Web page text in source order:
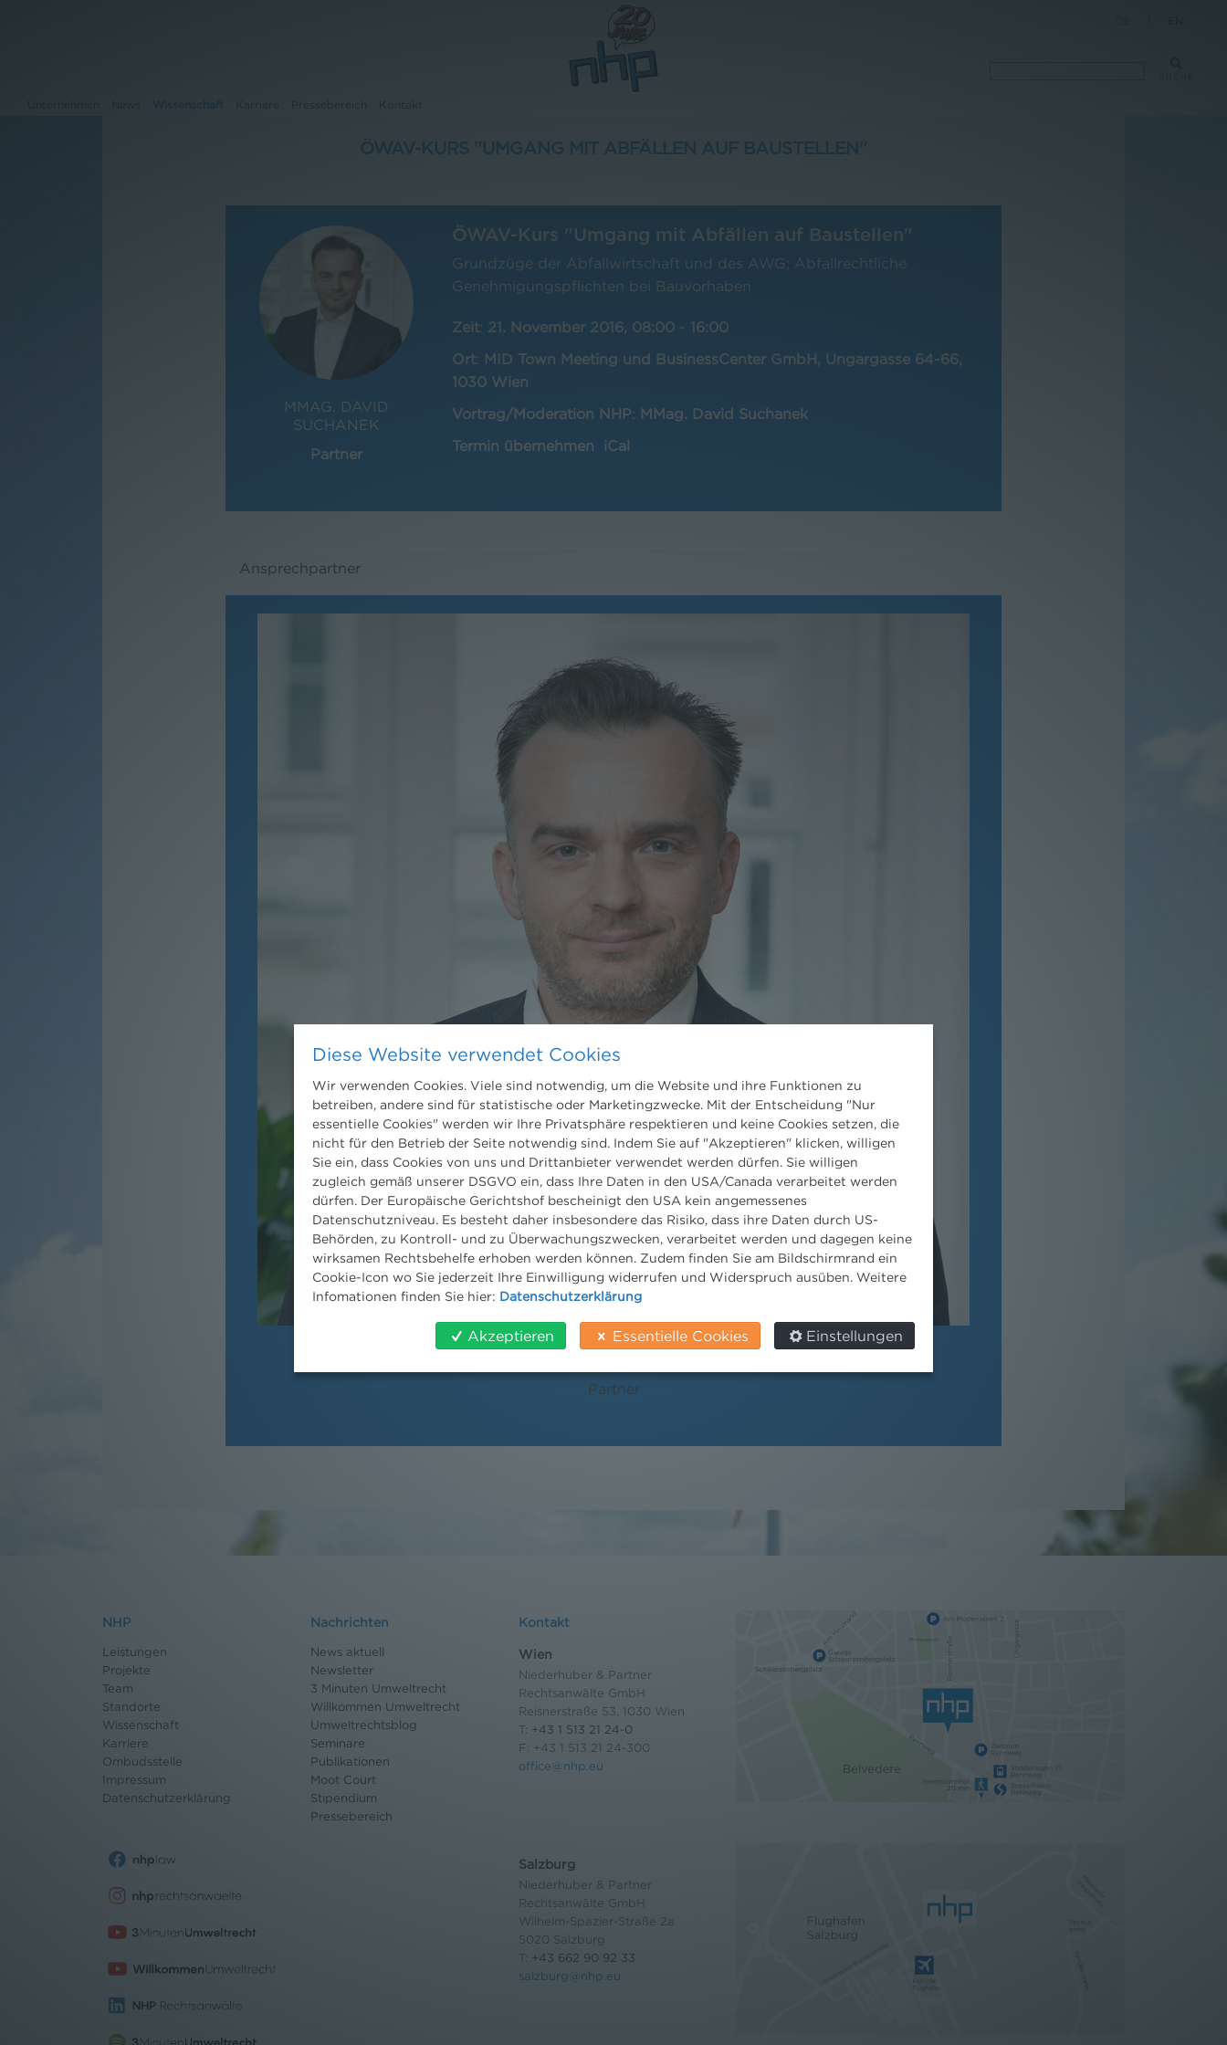
ÖWAV-KURS "UMGANG MIT ABFÄLLEN AUF BAUSTELLEN"
MMAG. DAVID
SUCHANEK
Partner
ÖWAV-Kurs "Umgang mit Abfällen auf Baustellen"
Grundzüge der Abfallwirtschaft und des AWG; Abfallrechtliche
Genehmigungspflichten bei Bauvorhaben
Zeit: 21. November 2016, 08:00- 16:00
Ort: MID Town Meeting und BusinessCenter GmbH, Ungargasse 64-66,
1030 Wien
Vortrag/Moderation NHP: MMag. David Suchanek
Termin übernehmen
iCal
Ansprechpartner
Partner
NHP
Leistungen
Projekte
Team
Standorte
Wissenschaft
Karriere
Ombudsstelle
Impressum
Datenschutzerklärung
Nachrichten
News aktuell
Newsletter
3 Minuten Umweltrecht
Willkommen Umweltrecht
Umweltrechtsblog
Seminare
Publikationen
Moot Court
Stipendium
Pressebereich
Kontakt
Wien
Niederhuber & Partner
Rechtsanwälte GmbH
Reisnerstraße 53, 1030 Wien
T: +43 1 513 21 24-0
F: +43 1 513 21 24-300
office@nhp.eu
Salzburg
Niederhuber & Partner
Rechtsanwälte GmbH
Wilhelm-Spazier-Straße 2a
5020 Salzburg
T: +43 662 90 92 33
salzburg@nhp.eu
Diese Website verwendet Cookies
Wir verwenden Cookies. Viele sind notwendig, um die Website und ihre Funktionen zu
betreiben, andere sind für statistische oder Marketingzwecke. Mit der Entscheidung "Nur
essentielle Cookies" werden wir Ihre Privatsphäre respektieren und keine Cookies setzen, die
nicht für den Betrieb der Seite notwendig sind. Indem Sie auf "Akzeptieren" klicken, willigen
Sie ein, dass Cookies von uns und Drittanbieter verwendet werden dürfen. Sie willigen
zugleich gemäß unserer DSGVO ein, dass Ihre Daten in den USA/Canada verarbeitet werden
dürfen. Der Europäische Gerichtshof bescheinigt den USA kein angemessenes
Datenschutzniveau. Es besteht daher insbesondere das Risiko, dass ihre Daten durch US-
Behörden, zu Kontroll- und zu Überwachungszwecken, verarbeitet werden und dagegen keine
wirksamen Rechtsbehelfe erhoben werden können. Zudem finden Sie am Bildschirmrand ein
Cookie-Icon wo Sie jederzeit Ihre Einwilligung widerrufen und Widerspruch ausüben. Weitere
Infomationen finden Sie hier: Datenschutzerklärung
Akzeptieren Essentielle Cookies Einstellungen